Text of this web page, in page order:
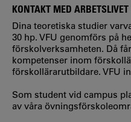
KONTAKT MED ARBETSLIVET
Dina teoretiska studier
30 hp. VFU genomförs på
förskolverksamheten. Då
kompetenser inom
förskollärarutbildare. VFU
Som student vid campus
av våra